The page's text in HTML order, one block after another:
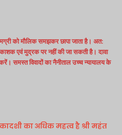
को मौलिक समझकर छापा जाता है। अत:
एवं मुद्रक पर नहीं की जा सकती है। दावा
समस्त विवादों का नैनीताल उच्च न्यायालय के
का अधिक महत्व है श्री महंत